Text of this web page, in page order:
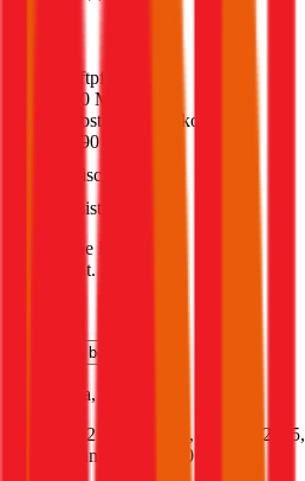
Haftpflicht
€ 20 Mio.
Selbstbehalt Kasko
€ 390
Freischaden
Assistance
Monatliche Prämie
inkl. mVSt.
berechnen
Kuga, Vollkasko
152 PS/112 KW, hybrid, Baujahr 2025,
Versicherungsnehmer 30 Jahre